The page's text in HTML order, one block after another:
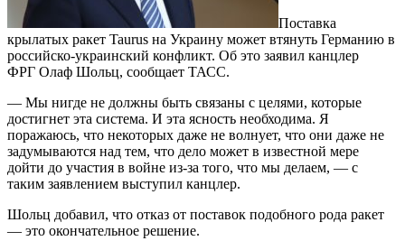
Поставка
крылатых ракет Taurus на Украину может втянуть Германию в
российско-украинский конфликт. Об это заявил канцлер
ФРГ Олаф Шольц, сообщает ТАСС.
— Мы нигде не должны быть связаны с целями, которые
достигнет эта система. И эта ясность необходима. Я
поражаюсь, что некоторых даже не волнует, что они даже не
задумываются над тем, что дело может в известной мере
дойти до участия в войне из-за того, что мы делаем, — с
таким заявлением выступил канцлер.
Шольц добавил, что отказ от поставок подобного рода ракет
— это окончательное решение.